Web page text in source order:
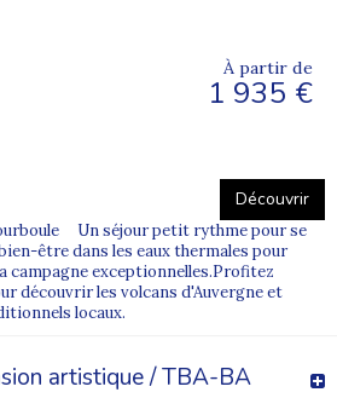
À partir de
1 935 €
Découvrir
Un séjour petit rythme pour se
être dans les eaux thermales pour
campagne exceptionnelles.Profitez
découvrir les volcans d'Auvergne et
locaux.
artistique / TBA-BA